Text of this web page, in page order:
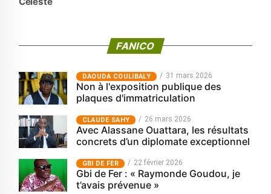
FANICO
‎DAOUDA COULIBALY 31 mars 2026
Non à l'exposition publique des
plaques d'immatriculation
CLAUDE SAHY 26 mars 2026
Avec Alassane Ouattara, les résultats
concrets d’un diplomate exceptionnel
GBI DE FER 22 février 2026
Gbi de Fer : « Raymonde Goudou, je
t’avais prévenue »